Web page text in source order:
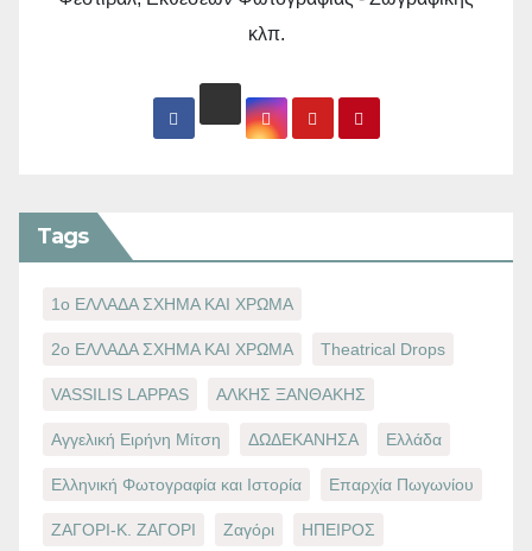
κλπ.
Tags
1ο ΕΛΛΑΔΑ ΣΧΗΜΑ ΚΑΙ ΧΡΩΜΑ
2ο ΕΛΛΑΔΑ ΣΧΗΜΑ ΚΑΙ ΧΡΩΜΑ Theatrical Drops
VASSILIS LAPPAS ΑΛΚΗΣ ΞΑΝΘΑΚΗΣ
Αγγελική Ειρήνη Μίτση ΔΩΔΕΚΑΝΗΣΑ Ελλάδα
Ελληνική Φωτογραφία και Ιστορία Επαρχία Πωγωνίου
ΖΑΓΟΡΙ-Κ. ΖΑΓΟΡΙ Ζαγόρι ΗΠΕΙΡΟΣ